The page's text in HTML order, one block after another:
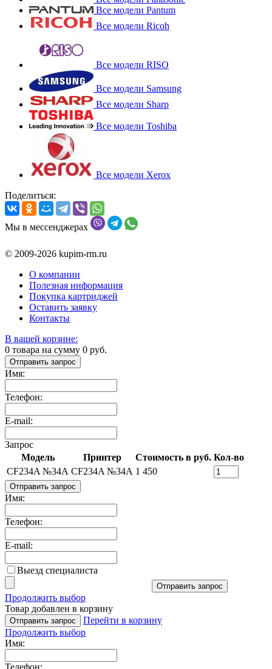
Все модели Pantum
Все модели Ricoh
Все модели RISO
Все модели Samsung
Все модели Sharp
Все модели Toshiba
Все модели Xerox
Поделиться:
Мы в мессенджерах
© 2009-2026 kupim-rm.ru
О компании
Полезная информация
Покупка картриджей
Оставить заявку
Контакты
В вашей корзине:
0 товара на сумму 0 руб.
Отправить запрос
Имя:
Телефон:
E-mail:
Запрос
Модель
Принтер Стоимость в руб. Кол-во
CF234A №34A CF234A №34A 1 450
Отправить запрос
Имя:
Телефон:
E-mail:
Выезд специалиста
Отправить запрос
Продолжить выбор
Товар добавлен в корзину
Отправить запрос
Перейти в корзину
Продолжить выбор
Имя:
Телефон: